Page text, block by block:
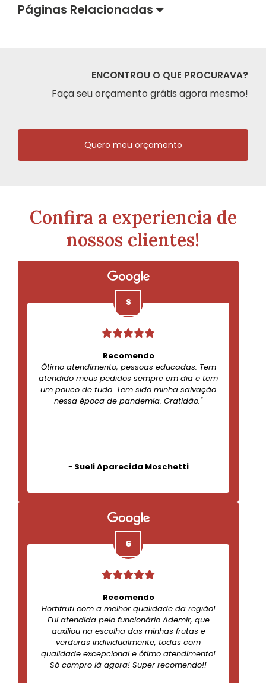
Páginas Relacionadas
ENCONTROU O QUE PROCURAVA?
Faça seu orçamento grátis agora mesmo!
Quero meu orçamento
Confira a experiencia de
nossos clientes!
Recomendo
Ótimo atendimento, pessoas educadas. Tem
atendido meus pedidos sempre em dia e tem
um pouco de tudo. Tem sido minha salvação
nessa época de pandemia. Gratidão."
- Sueli Aparecida Moschetti
Recomendo
Hortifruti com a melhor qualidade da região!
Fui atendida pelo funcionário Ademir, que
auxiliou na escolha das minhas frutas e
verduras individualmente, todas com
qualidade excepcional e ótimo atendimento!
Só compro lá agora! Super recomendo!!